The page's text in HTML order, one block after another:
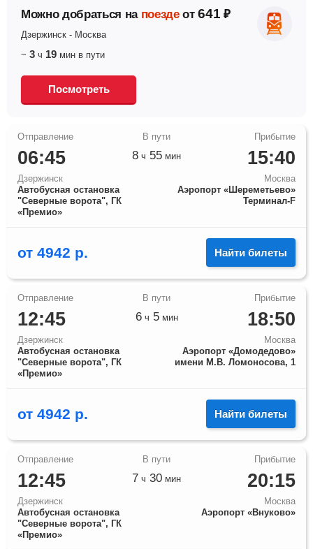
Можно добраться на поезде от 641 ₽
Дзержинск - Москва
~ 3 ч 19 мин в пути
Посмотреть
06:45
Дзержинск
Автобусная остановка
"Северные ворота", ГК
«Премио»
15:40
Москва
Аэропорт «Шереметьево»
Терминал-F
8 ч 55 мин
от 4942 р. Найти билеты
12:45
Дзержинск
Автобусная остановка
"Северные ворота", ГК
«Премио»
18:50
Москва
Аэропорт «Домодедово»
имени М.В. Ломоносова, 1
6ч 5мин
от 4942 р. Найти билеты
12:45
Дзержинск
Автобусная остановка
"Северные ворота", ГК
«Премио»
20:15
Москва
Аэропорт «Внуково»
7 ч 30 мин